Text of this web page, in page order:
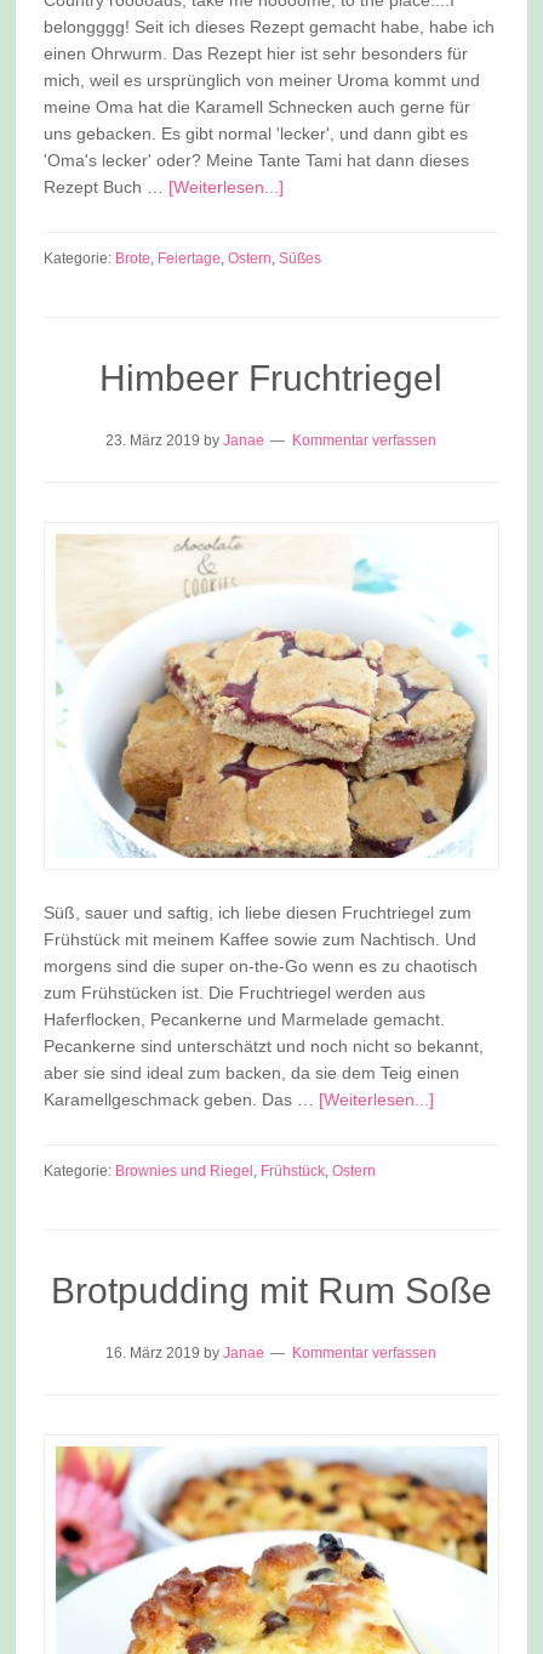
belongggg! Seit ich dieses Rezept gemacht habe, habe ich
einen Ohrwurm. Das Rezept hier ist sehr besonders für
mich, weil es ursprünglich von meiner Uroma kommt und
meine Oma hat die Karamell Schnecken auch gerne für
uns gebacken. Es gibt normal 'lecker', und dann gibt es
'Oma's lecker' oder? Meine Tante Tami hat dann dieses
Rezept Buch … [Weiterlesen...]
Kategorie: Brote Feiertage Ostern Süßes
Himbeer Fruchtriegel
23. März 2019 byJanae Kommentar verfassen
Süß, sauer und saftig, ich liebe diesen Fruchtriegel zum
Frühstück mit meinem Kaffee sowie zum Nachtisch. Und
morgens sind die super on-the-Go wenn es zu chaotisch
zum Frühstücken ist. Die Fruchtriegel werden aus
Haferflocken, Pecankerne und Marmelade gemacht.
Pecankerne sind unterschätzt und noch nicht so bekannt,
aber sie sind ideal zum backen, da sie dem Teig einen
Karamellgeschmack geben. Das … [Weiterlesen...]
Kategorie: Brownies und Riegel Frühstück, Ostern
Brotpudding mit Rum Soße
16. März 2019 byJanae Kommentar verfassen